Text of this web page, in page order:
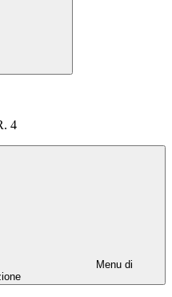
4
Menu di